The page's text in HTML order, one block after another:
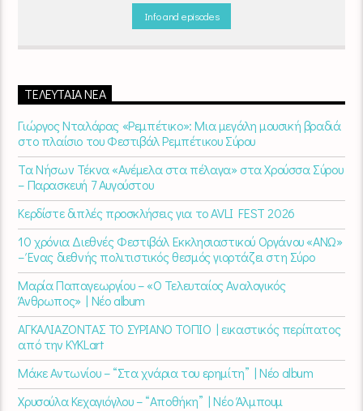
με Empneusi", Καθημερινά & Σαββατοκύριακα 17:00 – 20:00.
Info and episodes
ΤΕΛΕΥΤΑΊΑ ΝΈΑ
Γιώργος Νταλάρας «Ρεμπέτικο»: Μια μεγάλη μουσική βραδιά
στο πλαίσιο του Φεστιβάλ Ρεμπέτικου Σύρου
Τα Νήσων Τέκνα «Ανέμελα στα πέλαγα» στα Χρούσσα Σύρου
– Παρασκευή 7 Αυγούστου
Κερδίστε διπλές προσκλήσεις για το AVLI FEST 2026
10 χρόνια Διεθνές Φεστιβάλ Εκκλησιαστικού Οργάνου «ΑΝΩ»
– Ένας διεθνής πολιτιστικός θεσμός γιορτάζει στη Σύρο​
Μαρία Παπαγεωργίου – «Ο Τελευταίος Αναλογικός
Άνθρωπος» | Νέο album
ΑΓΚΑΛΙΑΖΟΝΤΑΣ ΤΟ ΣΥΡΙΑΝΟ ΤΟΠΙΟ | εικαστικός περίπατος
από την KYKLart
Μάκε Αντωνίου – “Στα χνάρια του ερημίτη” | Νέο album
Χρυσούλα Κεχαγιόγλου – “Αποθήκη” | Νέο Άλμπουμ